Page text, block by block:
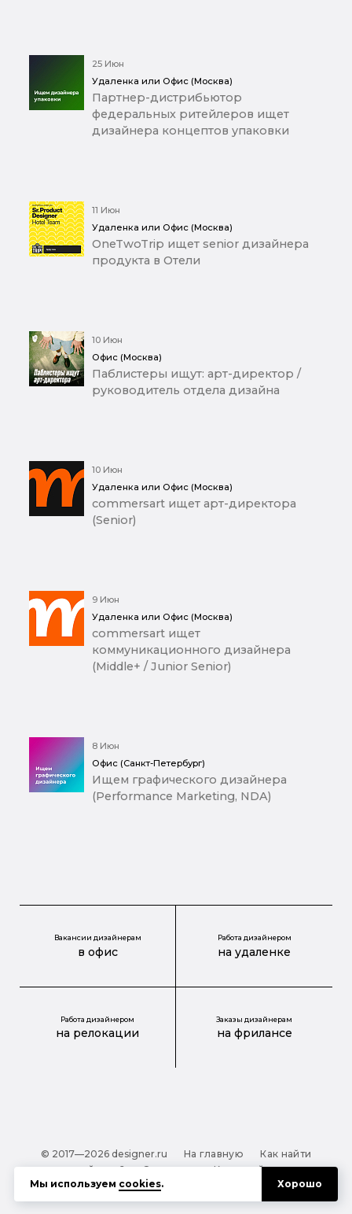
25 Июн
Удаленка или Офис (Москва)
Партнер-дистрибьютор
федеральных ритейлеров ищет
дизайнера концептов упаковки
11 Июн
Удаленка или Офис (Москва)
OneTwoTrip ищет senior дизайнера
продукта в Отели
10 Июн
Офис (Москва)
Паблистеры ищут: арт-директор /
руководитель отдела дизайна
10 Июн
Удаленка или Офис (Москва)
commersart ищет арт-директора
(Senior)
9 Июн
Удаленка или Офис (Москва)
commersart ищет
коммуникационного дизайнера
(Middle+ / Junior Senior)
8 Июн
Офис (Санкт-Петербург)
Ищем графического дизайнера
(Performance Marketing, NDA)
Вакансии дизайнерам
в офис
Работа дизайнером
на удаленке
Работа дизайнером
на релокации
Заказы дизайнерам
на фрилансе
© 2017—2026 designer.ru На главную
Как найти
дизайнера?
О проекте
Карта сайта
Обработка персональных данных
Файлы cookie
Мы используем cookies. Хорошо